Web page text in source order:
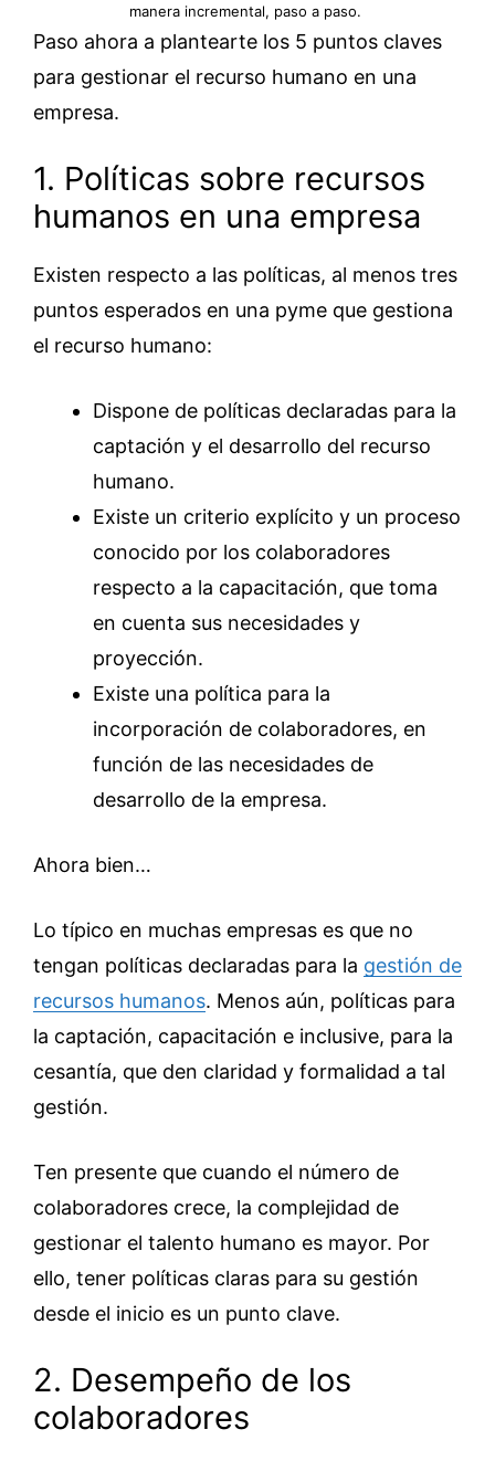
manera incremental, paso a paso.
Paso ahora a plantearte los 5 puntos claves
para gestionar el recurso humano en una
empresa.
1. Políticas sobre recursos
humanos en una empresa
Existen respecto a las políticas, al menos tres
puntos esperados en una pyme que gestiona
el recurso humano:
Dispone de políticas declaradas para la
captación y el desarrollo del recurso
humano.
Existe un criterio explícito y un proceso
conocido por los colaboradores
respecto a la capacitación, que toma
en cuenta sus necesidades y
proyección.
Existe una política para la
incorporación de colaboradores, en
función de las necesidades de
desarrollo de la empresa.
Ahora bien…
Lo típico en muchas empresas es que no
tengan políticas declaradas para la gestión de
recursos humanos. Menos aún, políticas para
la captación, capacitación e inclusive, para la
cesantía, que den claridad y formalidad a tal
gestión.
Ten presente que cuando el número de
colaboradores crece, la complejidad de
gestionar el talento humano es mayor. Por
ello, tener políticas claras para su gestión
desde el inicio es un punto clave.
2. Desempeño de los
colaboradores